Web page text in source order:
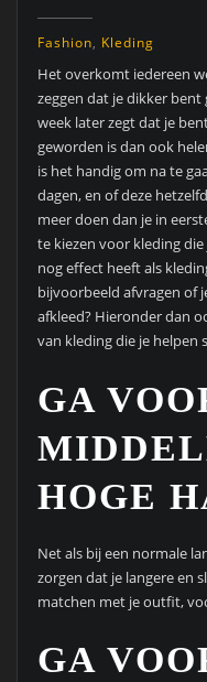
Fashion, Kleding
Het overkomt iedereen
zeggen dat je dikker bent
week later zegt dat je
geworden is dan ook
is het handig om na te
dagen, en of deze
meer doen dan je in
te kiezen voor kleding
nog effect heeft als
bijvoorbeeld afvragen of
afkleed? Hieronder dan
van kleding die je helpen
GA
HOGE
Net als bij een normale
zorgen dat je langere en
matchen met je outfit,
GA